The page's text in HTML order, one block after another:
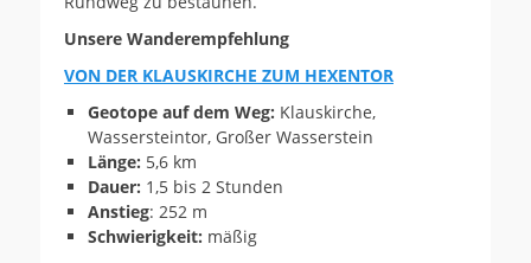
Unsere Wanderempfehlung
VON DER KLAUSKIRCHE ZUM HEXENTOR
Geotope auf dem Weg: Klauskirche,
Wassersteintor, Großer Wasserstein
Länge: 5,6 km
Dauer: 1,5 bis 2 Stunden
Anstieg: 252 m
Schwierigkeit: mäßig